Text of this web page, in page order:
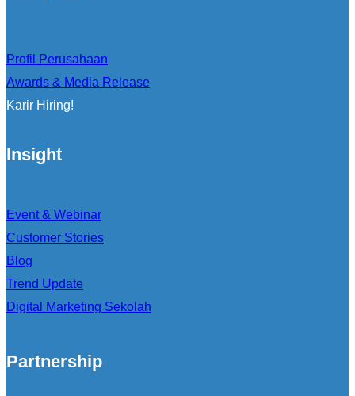
Profil Perusahaan
Awards & Media Release
Karir Hiring!
Insight
Event & Webinar
Customer Stories
Blog
Trend Update
Digital Marketing Sekolah
Partnership